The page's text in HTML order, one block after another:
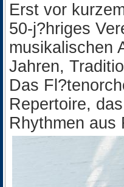
Erst vor
50-j?hriges
musikalischen
Jahren,
Das
Repertoire,
Rhythmen aus